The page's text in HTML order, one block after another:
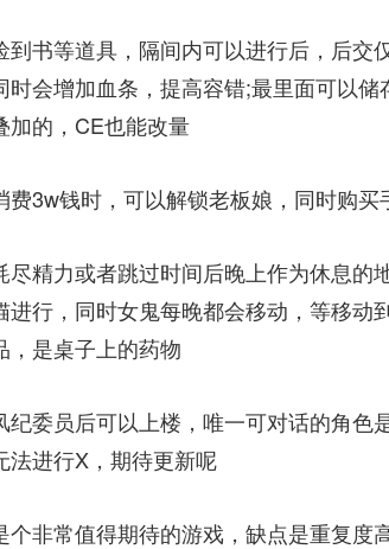
到书等道具，隔间内可以进行后，后
时会增加血条，提高容错;最里面可以
加的，CE也能改量
费3w钱时，可以解锁老板娘，同时购
尽精力或者跳过时间后晚上作为休息
进行，同时女鬼每晚都会移动，等移
，是桌子上的药物
纪委员后可以上楼，唯一可对话的角
法进行X，期待更新呢
个非常值得期待的游戏，缺点是重复